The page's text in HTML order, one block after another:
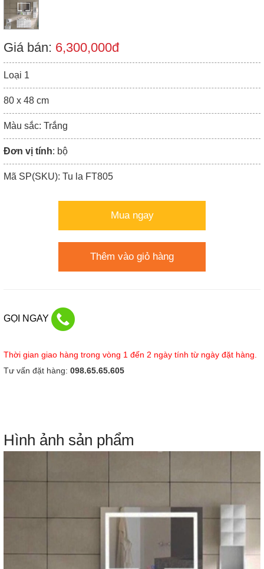
Giá bán: 6,300,000đ
Loại 1
80 x 48 cm
Màu sắc: Trắng
Đơn vị tính: bộ
Mã SP(SKU): Tu la FT805
Mua ngay
Thêm vào giỏ hàng
GỌI NGAY
Thời gian giao hàng trong vòng 1 đến 2 ngày tính từ ngày đặt hàng.
Tư vấn đặt hàng: 098.65.65.605
Hình ảnh sản phẩm